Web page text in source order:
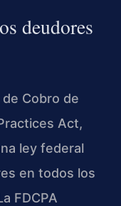
deudores
Cobro de
Act,
ley federal
en todos los
FDCPA